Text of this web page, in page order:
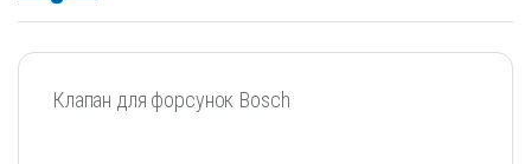
Клапан для форсунок Bosch